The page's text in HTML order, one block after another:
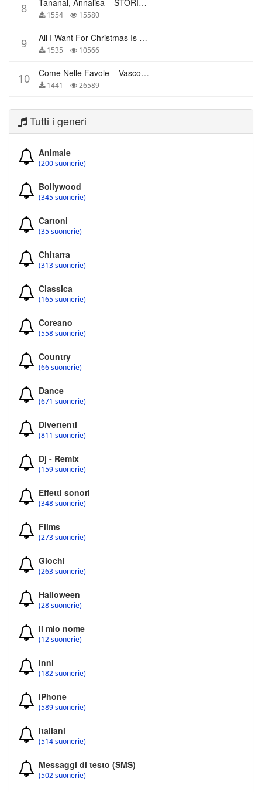
8 Tananai, Annalisa – STORIE BREVI
1554 15580
9 All I Want For Christmas Is You – Mariah Carey
1535 10566
10 Come Nelle Favole – Vasco Rossi
1441 26589
Tutti i generi
Animale
(200 suonerie)
Bollywood
(345 suonerie)
Cartoni
(35 suonerie)
Chitarra
(313 suonerie)
Classica
(165 suonerie)
Coreano
(558 suonerie)
Country
(66 suonerie)
Dance
(671 suonerie)
Divertenti
(811 suonerie)
Dj - Remix
(159 suonerie)
Effetti sonori
(348 suonerie)
Films
(273 suonerie)
Giochi
(263 suonerie)
Halloween
(28 suonerie)
Il mio nome
(12 suonerie)
Inni
(182 suonerie)
iPhone
(589 suonerie)
Italiani
(514 suonerie)
Messaggi di testo (SMS)
(502 suonerie)